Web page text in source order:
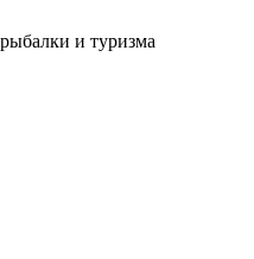
и туризма